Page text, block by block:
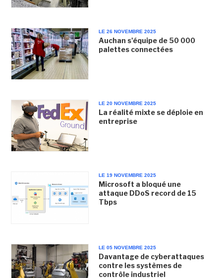
LE 26 NOVEMBRE 2025
Auchan s'équipe de 50 000
palettes connectées
LE 20 NOVEMBRE 2025
La réalité mixte se déploie en
entreprise
LE 19 NOVEMBRE 2025
Microsoft a bloqué une
attaque DDoS record de 15
Tbps
LE 05 NOVEMBRE 2025
Davantage de cyberattaques
contre les systèmes de
contrôle industriel